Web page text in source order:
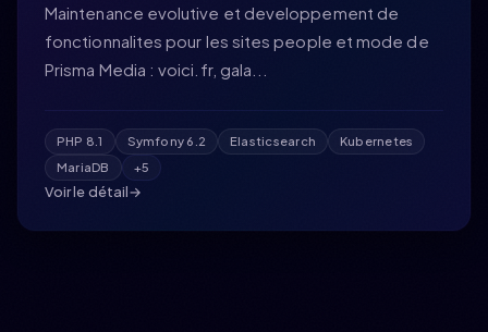
Maintenance evolutive et developpement de
fonctionnalites pour les sites people et mode de
Prisma Media : voici.fr, gala...
PHP 8.1 Symfony 6.2 Elasticsearch
Kubernetes
MariaDB
+5
Voir le détail→